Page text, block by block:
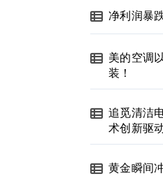
净利润暴
美的空调
装！
追觅清洁
术创新驱
黄金瞬间